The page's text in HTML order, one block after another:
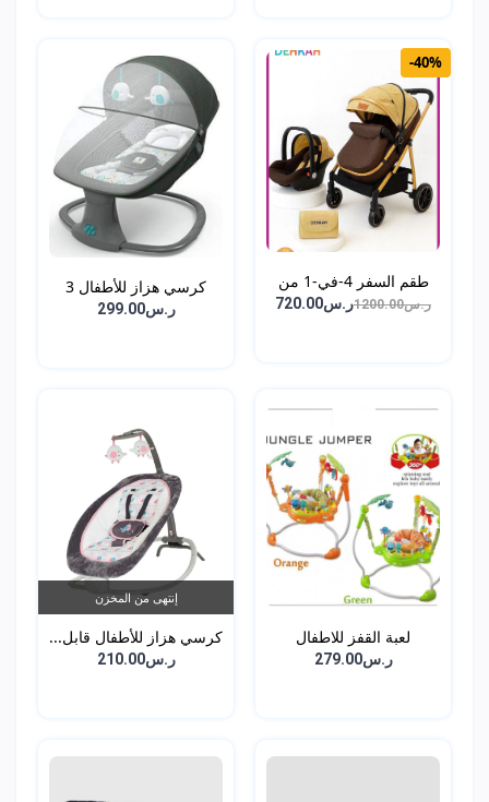
-40%
طقم السفر 4-في-1 من
DEH...
ر.س1200.00 ر.س720.00
كرسي هزاز للأطفال 3
في...ر.س299.00
لعبة القفز للاطفال
ر.س279.00
إنتهى من المخزن
كرسي هزاز للأطفال قابل...
ر.س210.00